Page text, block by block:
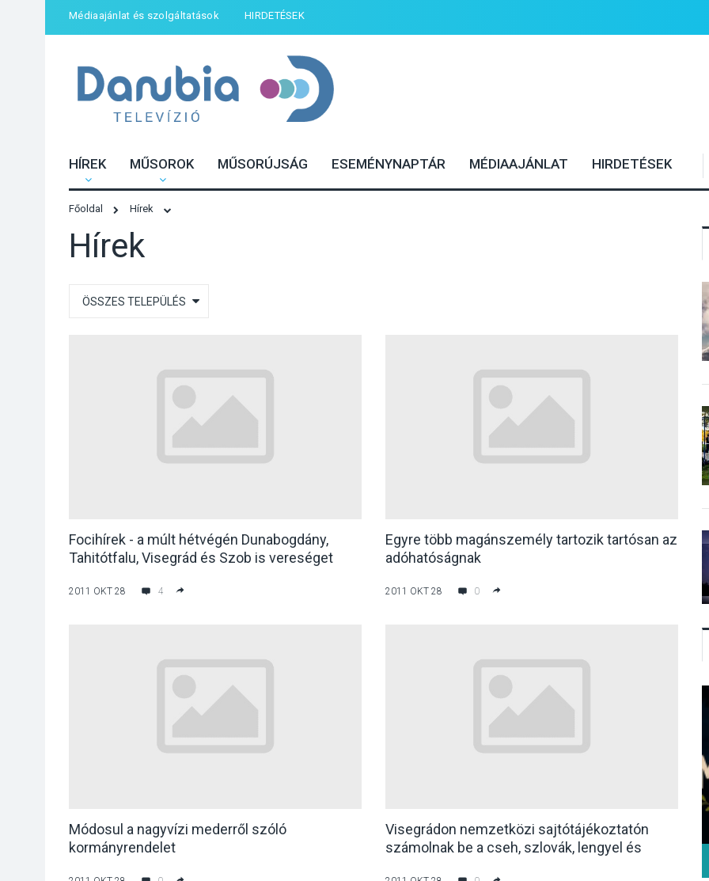
Médiaajánlat és szolgáltatások HIRDETÉSEK
HÍREK MŰSOROK MŰSORÚJSÁG ESEMÉNYNAPTÁR MÉDIAAJÁNLAT HIRDETÉSEK
Főoldal Hírek
Hírek
Focihírek - a múlt hétvégén Dunabogdány,
Tahitótfalu, Visegrád és Szob is vereséget
2011 OKT 28 4
Egyre több magánszemély tartozik tartósan az
adóhatóságnak
2011 OKT 28 0
Módosul a nagyvízi mederről szóló
kormányrendelet
Visegrádon nemzetközi sajtótájékoztatón
számolnak be a cseh, szlovák, lengyel és